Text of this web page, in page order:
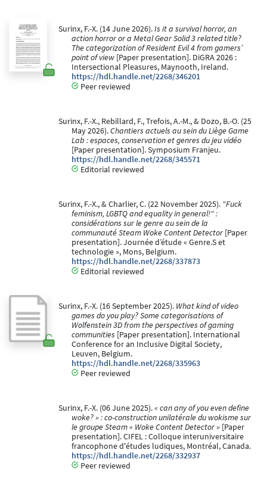
Surinx, F.-X. (14 June 2026).Is it a survival horror, an
action horror or a Metal Gear Solid 3 related title?
The categorization of Resident Evil 4 from gamers’
point of view [Paper presentation]. DiGRA 2026 :
Intersectional Pleasures, Maynooth, Ireland.
https://hdl.handle.net/2268/346201
Peer reviewed
Surinx, F.-X., Rebillard, F., Trefois, A.-M., & Dozo, B.-O. (25
May 2026).Chantiers actuels au sein du Liège Game
Lab : espaces, conservation et genres du jeu vidéo
[Paper presentation]. Symposium Franjeu.
https://hdl.handle.net/2268/345571
Editorial reviewed
Surinx, F.-X., & Charlier, C. (22 November 2025). "Fuck
feminism, LGBTQ and equality in general!" :
considérations sur le genre au sein de la
communauté Steam Woke Content Detector[Paper
presentation]. Journée d’étude « Genre.S et
technologie », Mons, Belgium.
https://hdl.handle.net/2268/337873
Editorial reviewed
Surinx, F.-X. (16 September 2025). What kind of video
games do you play? Some categorisations of
Wolfenstein 3D from the perspectives of gaming
communities [Paper presentation]. International
Conference for an Inclusive Digital Society,
Leuven, Belgium.
https://hdl.handle.net/2268/335963
Peer reviewed
Surinx, F.-X. (06 June 2025).« can any of you even define
woke? » : co-construction unilatérale du wokisme sur
le groupe Steam « Woke Content Detector » [Paper
presentation]. CIFEL : Colloque interuniversitaire
francophone d'études ludiques, Montréal, Canada.
https://hdl.handle.net/2268/332937
Peer reviewed